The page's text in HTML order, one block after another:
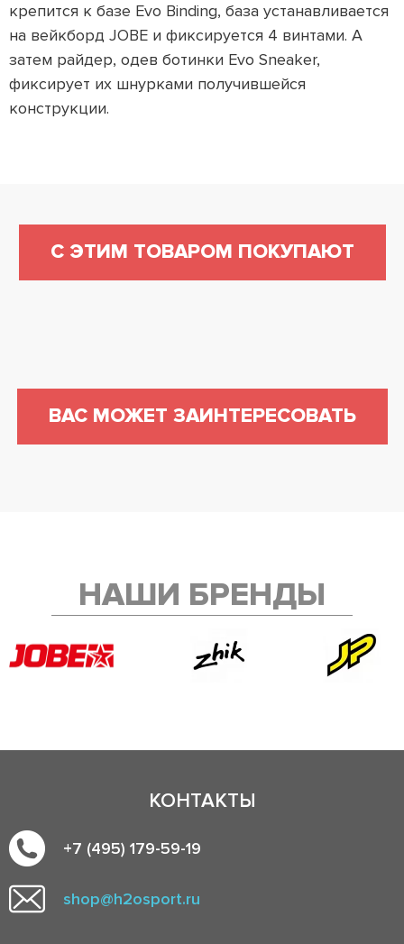
крепится к базе Evo Binding, база устанавливается
на вейкборд JOBE и фиксируется 4 винтами. А
затем райдер, одев ботинки Evo Sneaker,
фиксирует их шнурками получившейся
конструкции.
С ЭТИМ ТОВАРОМ ПОКУПАЮТ
ВАС МОЖЕТ ЗАИНТЕРЕСОВАТЬ
НАШИ БРЕНДЫ
КОНТАКТЫ
+7 (495) 179-59-19
shop@h2osport.ru